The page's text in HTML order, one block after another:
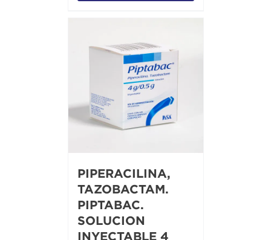
PIPERACILINA,
TAZOBACTAM.
PIPTABAC.
SOLUCION
INYECTABLE 4